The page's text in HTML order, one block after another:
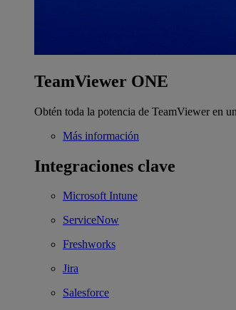
TeamViewer ONE
Obtén toda la potencia de TeamViewer en
Más información
Integraciones clave
Microsoft Intune
ServiceNow
Freshworks
Jira
Salesforce